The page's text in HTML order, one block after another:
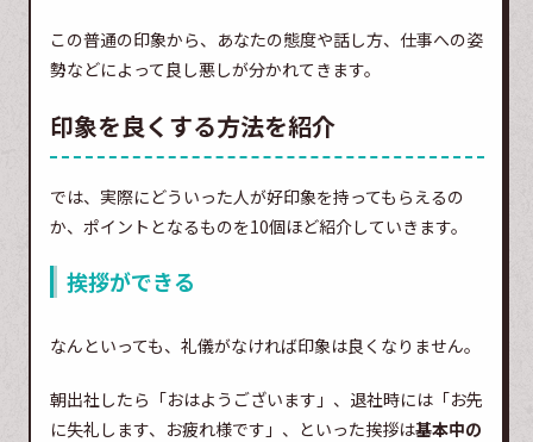
この普通の印象から、あなたの態度や話し方、仕事への姿
勢などによって良し悪しが分かれてきます。
印象を良くする方法を紹介
では、実際にどういった人が好印象を持ってもらえるの
か、ポイントとなるものを10個ほど紹介していきます。
挨拶ができる
なんといっても、礼儀がなければ印象は良くなりません。
朝出社したら「おはようございます」、退社時には「お先
に失礼します、お疲れ様です」、といった挨拶は基本中の